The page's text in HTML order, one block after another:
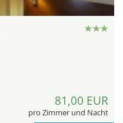
81,00 EUR
pro Zimmer und Nacht